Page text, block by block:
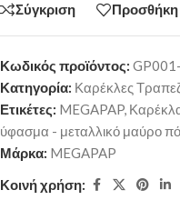
Σύγκριση Προσθήκη
Κωδικός προϊόντος:
Κατηγορία: Καρέκλες
Ετικέτες: MEGAPAP,
ύφασμα - μεταλλικό μαύρο
Μάρκα: MEGAPAP
Κοινή χρήση: